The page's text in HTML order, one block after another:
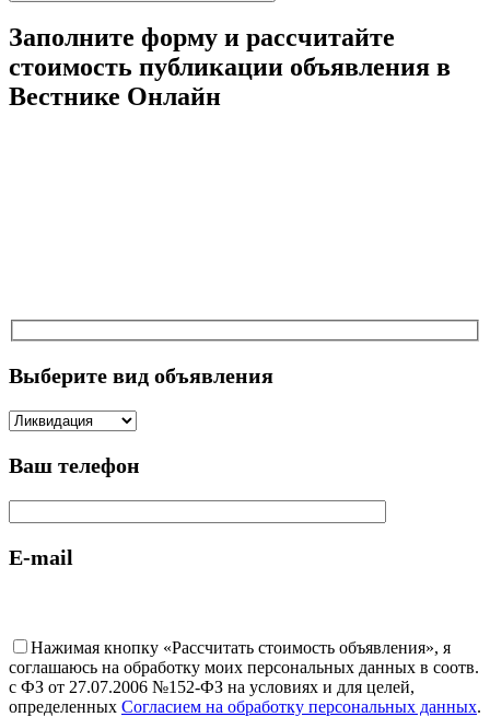
Заполните форму и рассчитайте
стоимость публикации объявления в
Вестнике Онлайн
Выберите вид объявления
Ваш телефон
E-mail
Нажимая кнопку «Рассчитать стоимость объявления», я
соглашаюсь на обработку моих персональных данных в соотв.
с ФЗ от 27.07.2006 №152-ФЗ на условиях и для целей,
определенных Согласием на обработку персональных данных.